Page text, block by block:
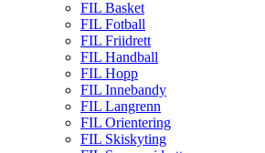
FIL Basket
FIL Fotball
FIL Friidrett
FIL Handball
FIL Hopp
FIL Innebandy
FIL Langrenn
FIL Orientering
FIL Skiskyting